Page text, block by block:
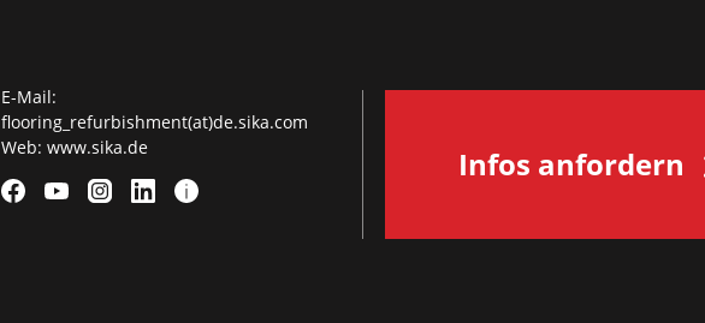
E-Mail:
flooring_refurbishment(at)de.sika.com
Web: www.sika.de Infos anfordern